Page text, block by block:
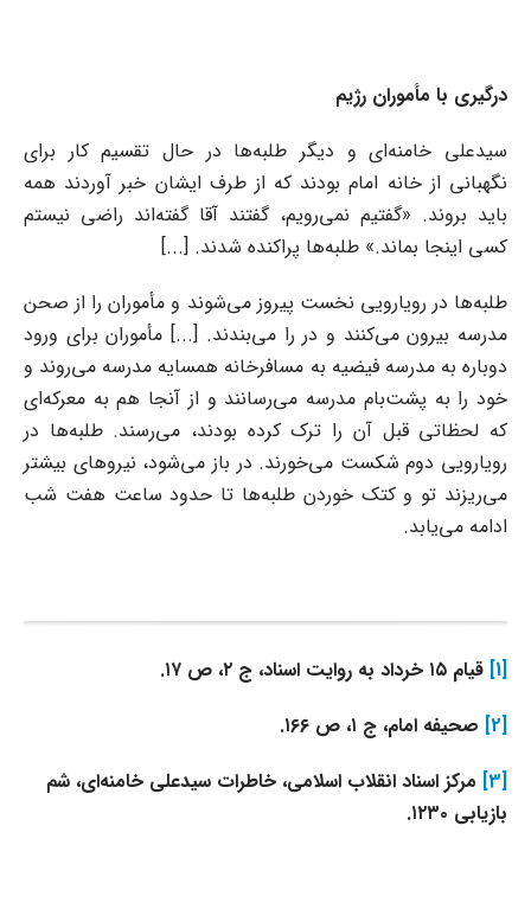
درگیری با مأموران رژیم
سیدعلی خامنه‌ای و دیگر طلبه‌ها در حال تقسیم کار برای
نگهبانی از خانه امام بودند که از طرف ایشان خبر آوردند همه
باید بروند. «گفتیم نمی‌رویم، گفتند آقا گفته‌اند راضی نیستم
کسی اینجا بماند.» طلبه‌ها پراکنده شدند. [...]
طلبه‌ها در رویارویی نخست پیروز می‌شوند و مأموران را از صحن
مدرسه بیرون می‌کنند و در را می‌بندند. [...] مأموران برای ورود
دوباره به مدرسه فیضیه به مسافرخانه همسایه مدرسه می‌روند و
خود را به پشت‌بام مدرسه می‌رسانند و از آنجا هم به معرکه‌ای
که لحظاتی قبل آن را ترک کرده بودند، می‌رسند. طلبه‌ها در
رویارویی دوم شکست می‌خورند. در باز می‌شود، نیروهای بیشتر
می‌ریزند تو و کتک خوردن طلبه‌ها تا حدود ساعت هفت شب
ادامه می‌یابد.
[1] قیام ۱۵ خرداد به روایت اسناد، ج ۲، ص ۱۷.
[2]
صحیفه امام، ج ۱، ص ۱۶۶.
[3]
مرکز اسناد انقلاب اسلامی، خاطرات سیدعلی خامنه‌ای، شم‌
بازیابی ۱۲۳۰.